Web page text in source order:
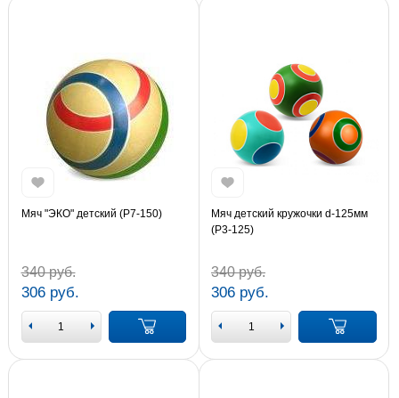
Мяч "ЭКО" детский (Р7-150)
340 руб.
306 руб.
Мяч детский кружочки d-125мм
(Р3-125)
340 руб.
306 руб.